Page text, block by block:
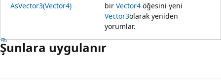
AsVector3(Vector4) bir Vector4 öğesini yeni
Vector3olarak yeniden
yorumlar.
Şunlara uygulanır